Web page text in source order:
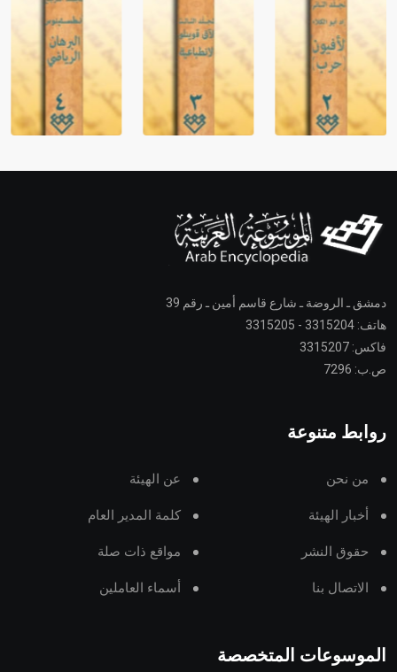
دمشق ـ الروضة ـ شارع قاسم أمين ـ رقم 39
هاتف: 3315204 - 3315205
فاكس: 3315207
ص.ب: 7296
روابط متنوعة
من نحن عن الهيئة
أخبار الهيئة كلمة المدير العام
حقوق النشر مواقع ذات صلة
الاتصال بنا أسماء العاملين
الموسوعات المتخصصة